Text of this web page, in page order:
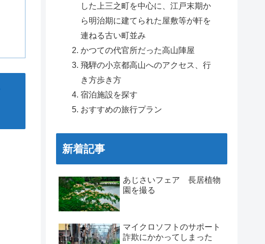
した上三之町を中心に、江戸末期か
ら明治期に建てられた屋敷等が軒を
連ねる古い町並み
かつての代官所だった高山陣屋
飛騨の小京都高山へのアクセス、行
き方歩き方
宿泊施設を探す
おすすめの旅行プラン
新着記事
あじさいフェア 長居植物
園を撮る
マイクロソフトのサポート
詐欺にかかってしまった